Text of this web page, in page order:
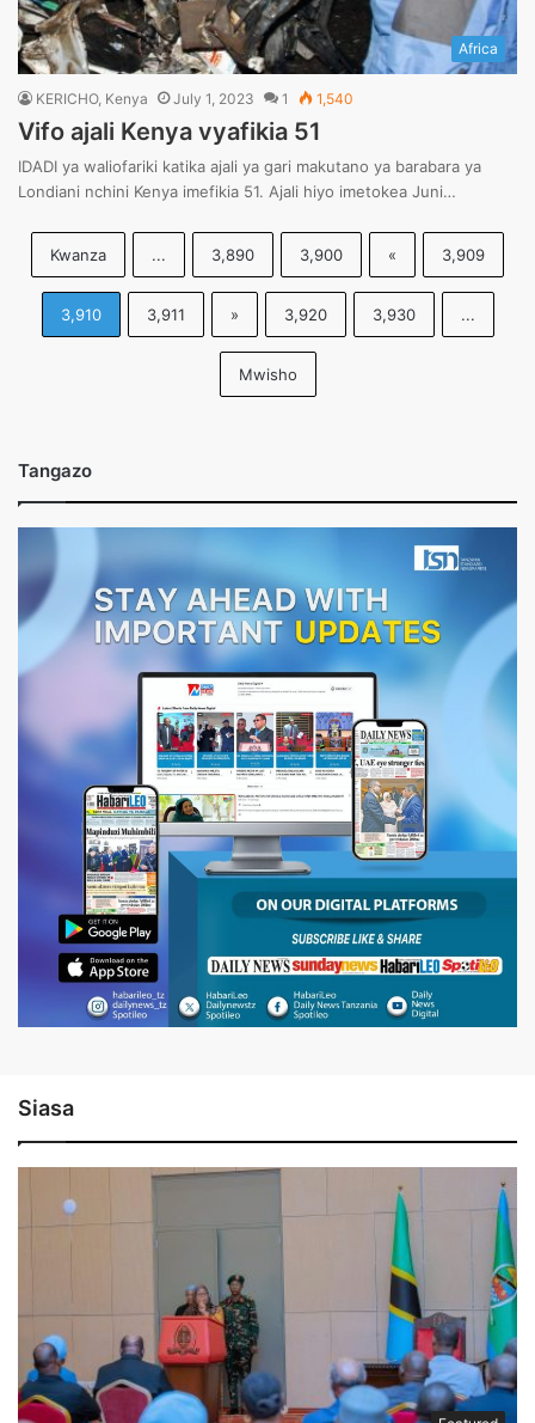
Africa
KERICHO, Kenya July 1, 2023 1 1,540
Vifo ajali Kenya vyafikia 51
IDADI ya waliofariki katika ajali ya gari makutano ya barabara ya
Londiani nchini Kenya imefikia 51. Ajali hiyo imetokea Juni…
Kwanza ... 3,890 3,900 « 3,909
3,910 3,911 » 3,920 3,930 ...
Mwisho
Tangazo
Siasa